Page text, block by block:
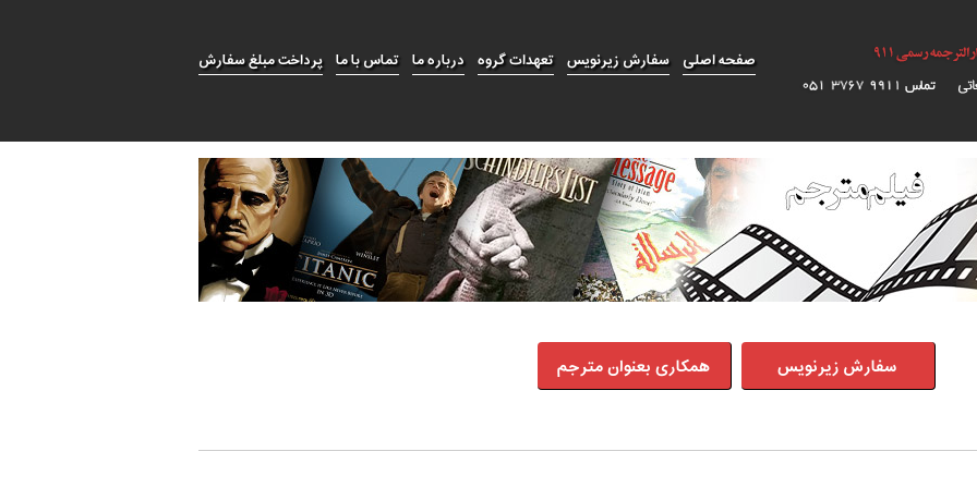
پرداخت مبلغ سفارش تماس با ما درباره ما تعهدات گروه سفارش زیرنویس صفحه اصلی
سفارش زیرنویس همکاری بعنوان مترجم